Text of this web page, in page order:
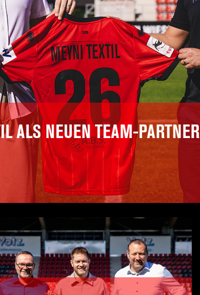
ALS NEUEN TEAM-PARTNER